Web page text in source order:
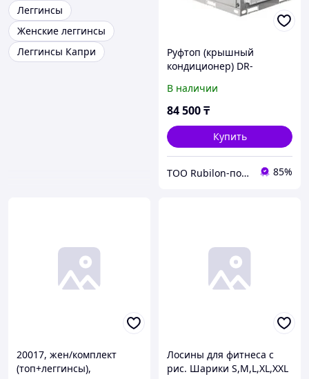
Леггинсы
Женские леггинсы
Леггинсы Капри
Руфтоп (крышный
кондиционер) DR-
В наличии
84 500₸
Купить
ТОО Rubilon-поставщик №1 85%
20017, жен/комплект
(топ+леггинсы),
Лосины для фитнеса с
рис. Шарики S,М,L,XL,XXL